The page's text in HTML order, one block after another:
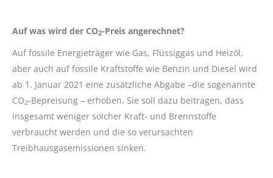
Auf was wird der CO2-Preis angerechnet?
Auf fossile Energieträger wie Gas, Flüssiggas und Heizöl,
aber auch auf fossile Kraftstoffe wie Benzin und Diesel wird
ab 1. Januar 2021 eine zusätzliche Abgabe –die sogenannte
CO2-Bepreisung – erhoben. Sie soll dazu beitragen, dass
insgesamt weniger solcher Kraft- und Brennstoffe
verbraucht werden und die so verursachten
Treibhausgasemissionen sinken.